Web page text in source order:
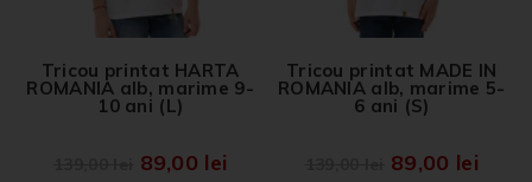
Tricou printat HARTA
ROMANIA alb, marime 9-
10 ani (L)
89,00 lei
Tricou printat MADE IN
ROMANIA alb, marime 5-
6 ani (S)
89,00 lei